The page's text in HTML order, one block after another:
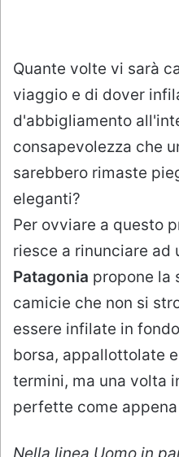
Quante volte vi sarà
viaggio e di dover
d'abbigliamento
consapevolezza che
sarebbero rimaste
eleganti?
Per ovviare a questo
riesce a rinunciare ad
Patagonia propone la
camicie che non si
essere infilate in
borsa, appallottolate
termini, ma una volta
perfette come